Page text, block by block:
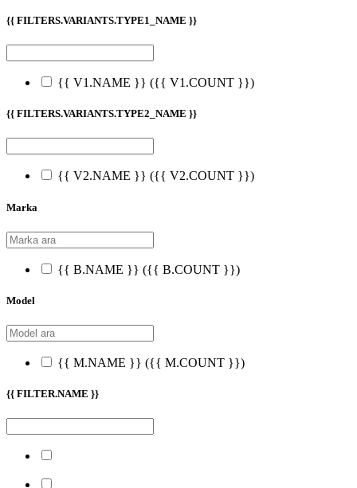
{{ FILTERS.VARIANTS.TYPE1_NAME }}
{{ V1.NAME }} ({{ V1.COUNT }})
{{ FILTERS.VARIANTS.TYPE2_NAME }}
{{ V2.NAME }} ({{ V2.COUNT }})
Marka
{{ B.NAME }} ({{ B.COUNT }})
Model
{{ M.NAME }} ({{ M.COUNT }})
{{ FILTER.NAME }}